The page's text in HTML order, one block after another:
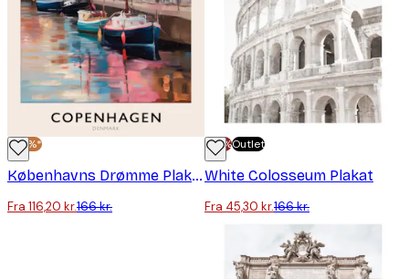
-30%*
Københavns Drømme Plakat
Fra 116,20 kr.166 kr.
-70%Outlet
White Colosseum Plakat
Fra 45,30 kr.166 kr.